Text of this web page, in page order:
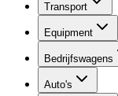
Transport
Equipment
Bedrijfswagens
Auto's